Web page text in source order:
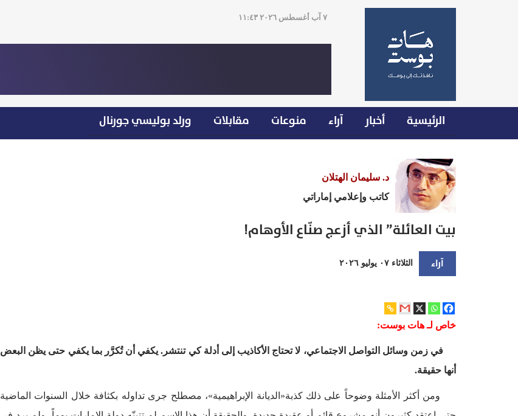
٧ آب أغسطس ٢٠٢٦ ١١:٤٣
الرئيسية أخبار آراء منوعات مقابلات ورلد بوليسي جورنال
د. سليمان الهتلان
كاتب وإعلامي إماراتي
بيت العائلة” الذي أزعج صنّاع الأوهام!
آراء الثلاثاء ٠٧ يوليو ٢٠٢٦
خاص لـ هات بوست:
في زمن وسائل التواصل الاجتماعي، لا تحتاج الأكاذيب إلى أدلة كي تنتشر. يكفي أن تُكرَّر بما يكفي حتى يظن البعض
أنها حقيقة.
ومن أكثر الأمثلة وضوحاً على ذلك كذبة«الديانة الإبراهيمية»، مصطلح جرى تداوله بكثافة خلال السنوات الماضية